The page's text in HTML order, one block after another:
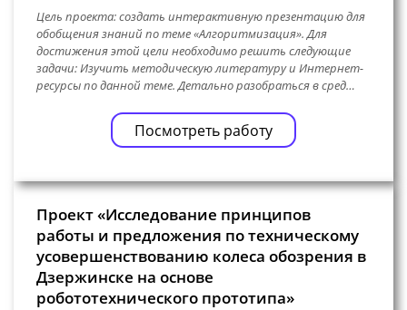
Цель проекта: создать интерактивную презентацию для
обобщения знаний по теме «Алгоритмизация». Для
достижения этой цели необходимо решить следующие
задачи: Изучить методическую литературу и Интернет-
ресурсы по данной теме. Детально разобраться в сред…
Посмотреть работу
Проект «Исследование принципов
работы и предложения по техническому
усовершенствованию колеса обозрения в
Дзержинске на основе
робототехнического прототипа»